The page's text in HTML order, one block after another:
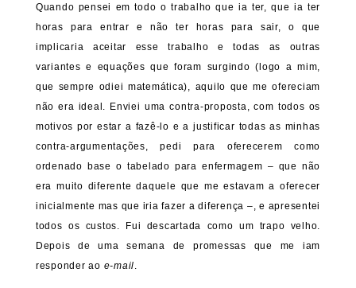
Quando pensei em todo o trabalho que ia ter, que ia ter
horas para entrar e não ter horas para sair, o que
implicaria aceitar esse trabalho e todas as outras
variantes e equações que foram surgindo (logo a mim,
que sempre odiei matemática), aquilo que me ofereciam
não era ideal. Enviei uma contra-proposta, com todos os
motivos por estar a fazê-lo e a justificar todas as minhas
contra-argumentações, pedi para oferecerem como
ordenado base o tabelado para enfermagem – que não
era muito diferente daquele que me estavam a oferecer
inicialmente mas que iria fazer a diferença –, e apresentei
todos os custos. Fui descartada como um trapo velho.
Depois de uma semana de promessas que me iam
responder ao e-mail.